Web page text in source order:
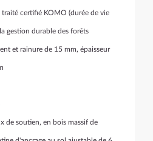
certifié KOMO (durée de vie
gestion durable des forêts
et rainure de 15 mm, épaisseur
de soutien, en bois massif de